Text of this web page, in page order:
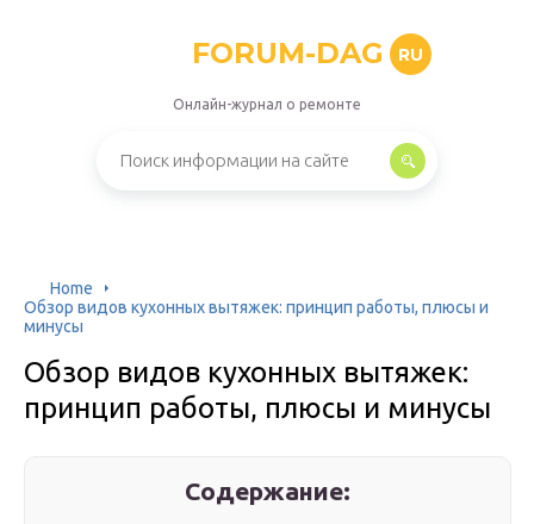
FORUM-DAG RU
Онлайн-журнал о ремонте
Home
Обзор видов кухонных вытяжек: принцип работы, плюсы и
минусы
Обзор видов кухонных вытяжек:
принцип работы, плюсы и минусы
Содержание: